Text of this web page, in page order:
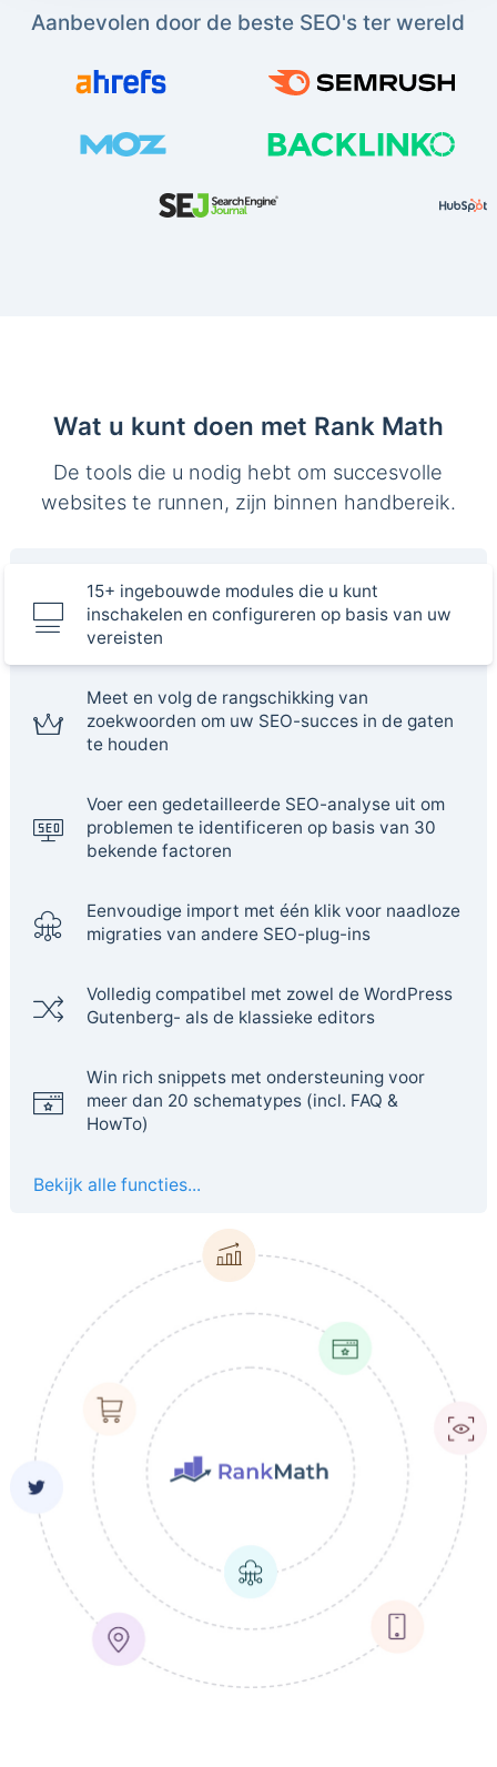
Aanbevolen door de beste SEO's ter wereld
Wat u kunt doen met Rank Math
De tools die u nodig hebt om succesvolle
websites te runnen, zijn binnen handbereik.
15+ ingebouwde modules die u kunt
inschakelen en configureren op basis van uw
vereisten
Meet en volg de rangschikking van
zoekwoorden om uw SEO-succes in de gaten
te houden
Voer een gedetailleerde SEO-analyse uit om
problemen te identificeren op basis van 30
bekende factoren
Eenvoudige import met één klik voor naadloze
migraties van andere SEO-plug-ins
Volledig compatibel met zowel de WordPress
Gutenberg- als de klassieke editors
Win rich snippets met ondersteuning voor
meer dan 20 schematypes (incl. FAQ &
HowTo)
Bekijk alle functies...